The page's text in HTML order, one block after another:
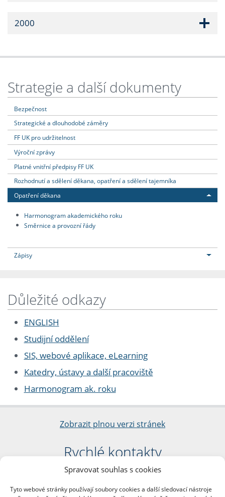
Spravovat souhlas s cookies
Tyto webové stránky používají soubory cookies a další sledovací nástroje
2000
Strategie a další dokumenty
Bezpečnost
Strategické a dlouhodobé záměry
FF UK pro udržitelnost
Výroční zprávy
Platné vnitřní předpisy FF UK
Rozhodnutí a sdělení děkana, opatření a sdělení tajemníka
Opatření děkana
Harmonogram akademického roku
Směrnice a provozní řády
Zápisy
Důležité odkazy
ENGLISH
Studijní oddělení
SIS, webové aplikace, eLearning
Katedry, ústavy a další pracoviště
Harmonogram ak. roku
Zobrazit plnou verzi stránek
Rychlé kontakty
Filozofická fakulta
nám. Jana Palacha 1/2